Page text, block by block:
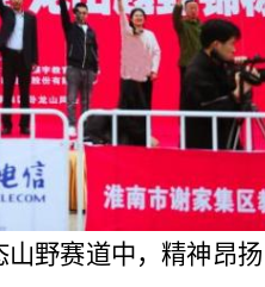
野赛道中，精神昂